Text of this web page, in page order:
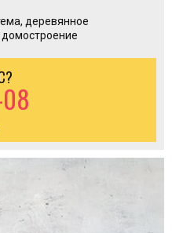
деревянное
домостроение